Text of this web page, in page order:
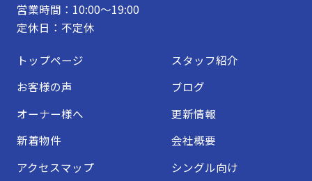
営業時間：10:00～19:00
定休日：不定休
トップページ
スタッフ紹介
お客様の声
ブログ
オーナー様へ
更新情報
新着物件
会社概要
アクセスマップ
シングル向け